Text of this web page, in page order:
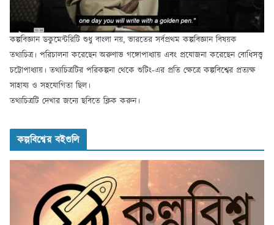
কল্পবিজ্ঞান ডকুমেন্টরিটি শুধু বাংলা নয়, ভারতের সর্বপ্রথম কল্পবিজ্ঞান বিষয়ক
তথ্যচিত্র। পরিচালনা করেছেন অরুণাভ গঙ্গোপাধ্যায় এবং প্রযোজনা করেছেন বোধিসত্ত্ব
চট্টোপাধ্যায়। তথ্যচিত্রটির পরিকল্পনা থেকে শুটিং-এর প্রতি ক্ষেত্রে কল্পবিশ্বের প্রত্যক্ষ
সাহায্য ও সহযোগিতা ছিল।
তথ্যচিত্রটি দেখার জন্যে ছবিতে ক্লিক করুন।
কল্পবিশ্বের বইগুলি